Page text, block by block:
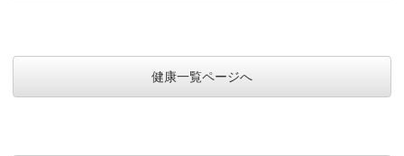
健康一覧ページへ